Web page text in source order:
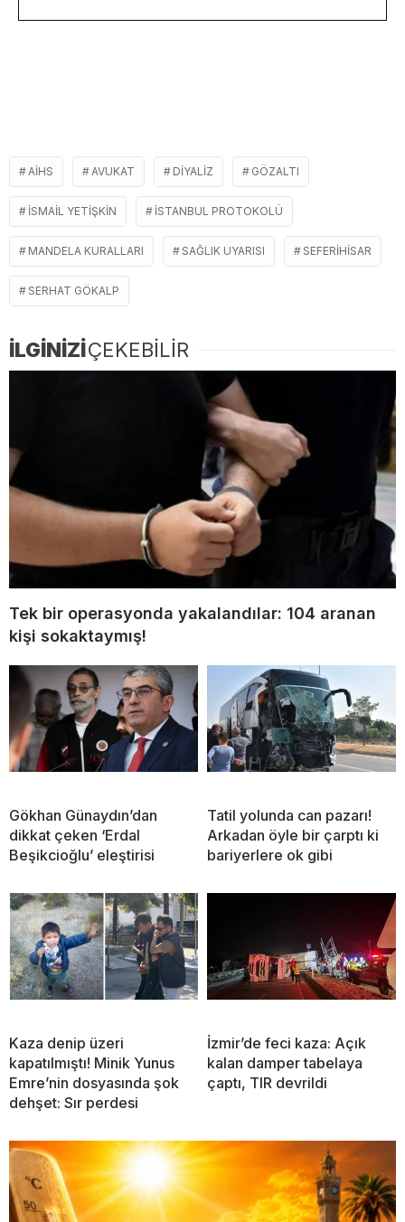
AIHS AVUKAT DIYALIZ GÖZALTI
ISMAIL YETIŞKIN ISTANBUL PROTOKOLÜ
MANDELA KURALLARI SAĞLIK UYARISI SEFERIHISAR
SERHAT GÖKALP
İLGİNİZİÇEKEBİLİR
Tek bir operasyonda yakalandılar: 104 aranan
kişi sokaktaymış!
Gökhan Günaydın’dan
dikkat çeken ‘Erdal
Beşikcioğlu’ eleştirisi
Tatil yolunda can pazarı!
Arkadan öyle bir çarptı ki
bariyerlere ok gibi
Kaza denip üzeri
kapatılmıştı! Minik Yunus
Emre’nin dosyasında şok
dehşet: Sır perdesi
İzmir’de feci kaza: Açık
kalan damper tabelaya
çaptı, TIR devrildi